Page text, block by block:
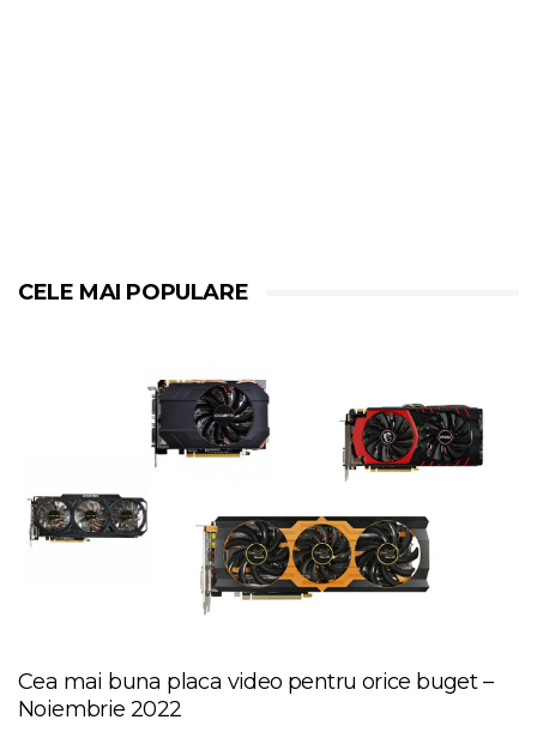
CELE MAI POPULARE
Cea mai buna placa video pentru orice buget –
Noiembrie 2022